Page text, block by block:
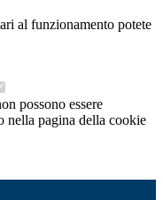
al funzionamento potete
possono essere
nella pagina della cookie